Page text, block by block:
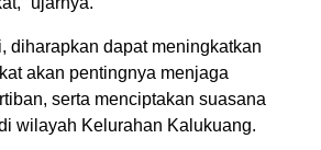
diharapkan dapat meningkatkan
akan pentingnya menjaga
serta menciptakan suasana
wilayah Kelurahan Kalukuang.